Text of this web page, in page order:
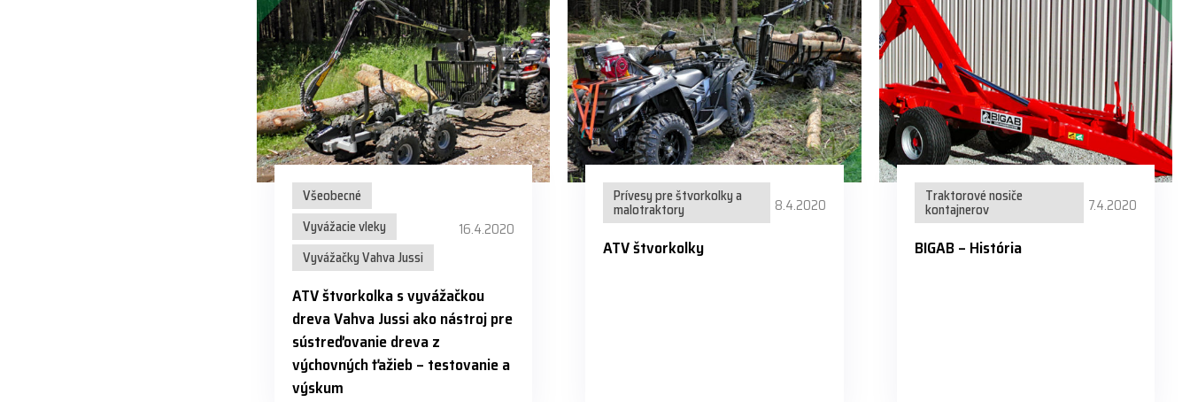
Všeobecné
Vyvážacie vleky
Vyvážačky Vahva Jussi
16.4.2020
ATV štvorkolka s vyvážačkou
dreva Vahva Jussi ako nástroj pre
sústreďovanie dreva z
výchovných ťažieb – testovanie a
výskum
Prívesy pre štvorkolky a
malotraktory 8.4.2020
ATV štvorkolky
Traktorové nosiče
kontajnerov 7.4.2020
BIGAB – História